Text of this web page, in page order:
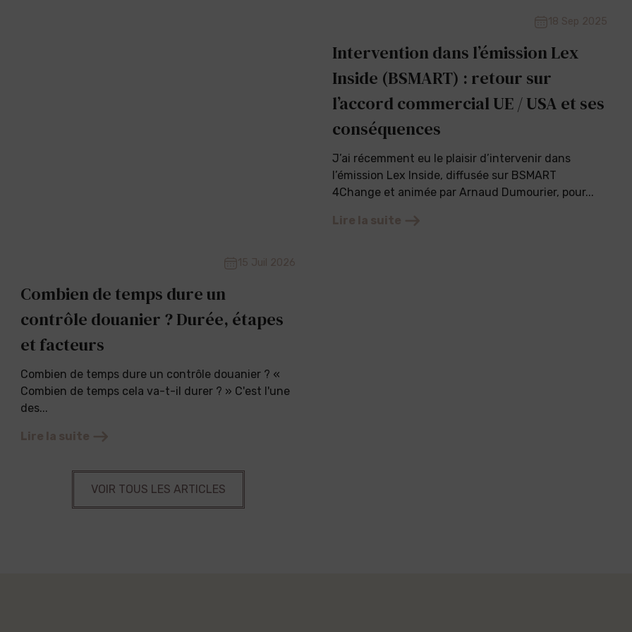
15 Juil 2026
Combien de temps dure un
contrôle douanier ? Durée, étapes
et facteurs
Combien de temps dure un contrôle douanier ? «
Combien de temps cela va-t-il durer ? » C'est l'une
des...
Lire la suite
18 Sep 2025
Intervention dans l’émission Lex
Inside (BSMART) : retour sur
l’accord commercial UE / USA et ses
conséquences
J’ai récemment eu le plaisir d’intervenir dans
l’émission Lex Inside, diffusée sur BSMART
4Change et animée par Arnaud Dumourier, pour...
Lire la suite
VOIR TOUS LES ARTICLES